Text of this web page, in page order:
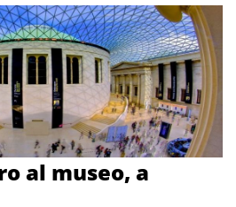
al museo, a